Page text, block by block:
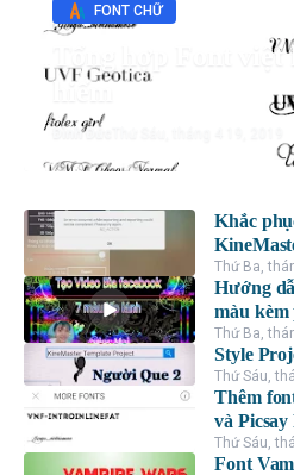
FONT CHỮ
Tổng hợp Font việt
hiếm
Đình Đức
Khắc
Thứ Ba,
Hướng
màu
Thứ Ba,
Style
Thứ Sáu,
Thêm
và Picsay
Thứ Sáu,
Font